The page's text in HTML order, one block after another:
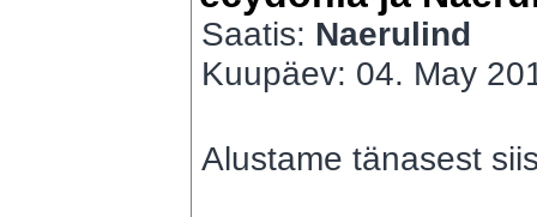
Saatis: Naerulind
Kuupäev: 04. May
Alustame tänasest